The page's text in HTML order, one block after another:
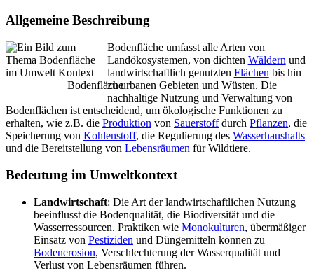
Allgemeine Beschreibung
Bodenfläche
Bodenfläche umfasst alle Arten von
Landökosystemen, von dichten Wäldern und
landwirtschaftlich genutzten Flächen bis hin
zu urbanen Gebieten und Wüsten. Die
nachhaltige Nutzung und Verwaltung von
Bodenflächen ist entscheidend, um ökologische Funktionen zu
erhalten, wie z.B. die Produktion von Sauerstoffdurch Pflanzen, die
Speicherung von Kohlenstoff, die Regulierung des Wasserhaushalts
und die Bereitstellung von Lebensräumen für Wildtiere.
Bedeutung im Umweltkontext
Landwirtschaft: Die Art der landwirtschaftlichen Nutzung
beeinflusst die Bodenqualität, die Biodiversität und die
Wasserressourcen. Praktiken wie Monokulturen, übermäßiger
Einsatz von Pestiziden und Düngemitteln können zu
Bodenerosion, Verschlechterung der Wasserqualität und
Verlust von Lebensräumen führen.